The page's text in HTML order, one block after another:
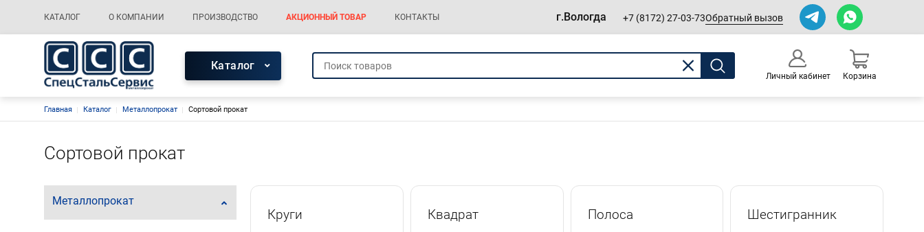
Меню каталога
КАТАЛОГ Основная навигация
О КОМПАНИИ ПРОИЗВОДСТВО АКЦИОННЫЙ ТОВАР КОНТАКТЫ г.Вологда +7 (8172) 27-03-73Обратный вызов
Меню каталога
Каталог
Личный кабинет Корзина
Строка навигации
Главная Каталог Металлопрокат Сортовой прокат
Сортовой прокат
Металлопрокат
Круги Квадрат Полоса Шестигранник